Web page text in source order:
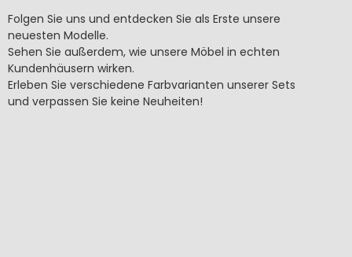
Folgen Sie uns und entdecken Sie als Erste unsere
neuesten Modelle.
Sehen Sie außerdem, wie unsere Möbel in echten
Kundenhäusern wirken.
Erleben Sie verschiedene Farbvarianten unserer Sets
und verpassen Sie keine Neuheiten!